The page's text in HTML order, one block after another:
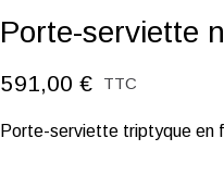
Porte-serviette
591,00 € TTC
Porte-serviette triptyque en